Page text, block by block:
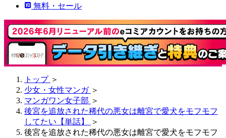
無料・セール
トップ ＞
少女・女性マンガ ＞
マンガワン女子部 ＞
後宮を追放された稀代の悪女は離宮で愛犬をモフモフ
してたい【単話】
＞
後宮を追放された稀代の悪女は離宮で愛犬をモフモフ